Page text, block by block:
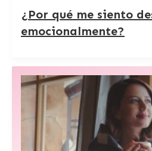
¿Por qué me siento
emocionalmente?